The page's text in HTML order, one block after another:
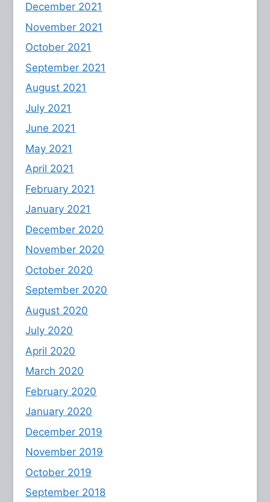
December 2021
November 2021
October 2021
September 2021
August 2021
July 2021
June 2021
May 2021
April 2021
February 2021
January 2021
December 2020
November 2020
October 2020
September 2020
August 2020
July 2020
April 2020
March 2020
February 2020
January 2020
December 2019
November 2019
October 2019
September 2018